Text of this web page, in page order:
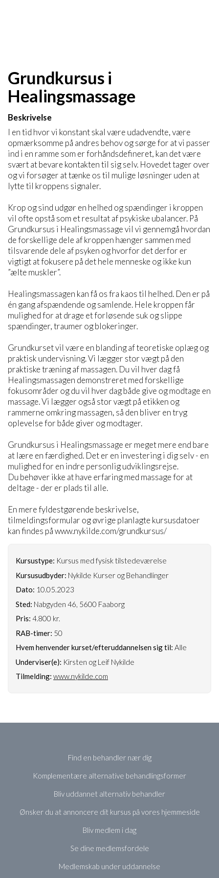
Grundkursus i
Healingsmassage
Beskrivelse
I en tid hvor vi konstant skal være udadvendte, være
opmærksomme på andres behov og sørge for at vi passer
ind i en ramme som er forhåndsdefineret, kan det være
svært at bevare kontakten til sig selv. Hovedet tager over
og vi forsøger at tænke os til mulige løsninger uden at
lytte til kroppens signaler.
Krop og sind udgør en helhed og spændinger i kroppen
vil ofte opstå som et resultat af psykiske ubalancer. På
Grundkursus i Healingsmassage vil vi gennemgå hvordan
de forskellige dele af kroppen hænger sammen med
tilsvarende dele af psyken og hvorfor det derfor er
vigtigt at fokusere på det hele menneske og ikke kun
”ælte muskler”.
Healingsmassagen kan få os fra kaos til helhed. Den er på
én gang afspændende og samlende. Hele kroppen får
mulighed for at drage et forløsende suk og slippe
spændinger, traumer og blokeringer.
Grundkurset vil være en blanding af teoretiske oplæg og
praktisk undervisning. Vi lægger stor vægt på den
praktiske træning af massagen. Du vil hver dag få
Healingsmassagen demonstreret med forskellige
fokusområder og du vil hver dag både give og modtage en
massage. Vi lægger også stor vægt på etikken og
rammerne omkring massagen, så den bliver en tryg
oplevelse for både giver og modtager.
Grundkursus i Healingsmassage er meget mere end bare
at lære en færdighed. Det er en investering i dig selv - en
mulighed for en indre personlig udviklingsrejse.
Du behøver ikke at have erfaring med massage for at
deltage - der er plads til alle.
En mere fyldestgørende beskrivelse,
tilmeldingsformular og øvrige planlagte kursusdatoer
kan findes på www.nykilde.com/grundkursus/
Kursustype: Kursus med fysisk tilstedeværelse
Kursusudbyder: Nykilde Kurser og Behandlinger
Dato: 10.05.2023
Sted: Nabgyden 46, 5600 Faaborg
Pris: 4.800 kr.
RAB-timer: 50
Hvem henvender kurset/efteruddannelsen sig til: Alle
Underviser(e): Kirsten og Leif Nykilde
Tilmelding: www.nykilde.com
Find en behandler nær dig
Komplementære alternative behandlingsformer
Bliv uddannet alternativ behandler
Ønsker du at annoncere dit kursus på vores hjemmeside
Bliv medlem i dag
Se dine medlemsfordele
Medlemskab under uddannelse